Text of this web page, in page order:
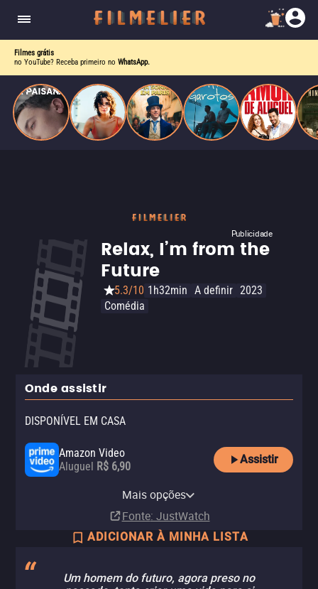
Filmes grátis
no YouTube? Receba primeiro no WhatsApp.
Publicidade
Relax, I’m from the
Future
5.3/10 1h32min A definir 2023
Comédia
Onde assistir
DISPONÍVEL EM CASA
Amazon Video
Aluguel R$ 6,90
Assistir
R$ 9,90
R$ 6,90Mais opções
Fonte: JustWatch
ADICIONAR À MINHA LISTA
Um homem do futuro, agora preso no
quando se apaixona por um de seus alvos.